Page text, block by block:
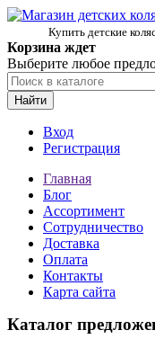
Купить детские
Корзина ждет
Выберите любое
Найти
Вход
Регистрация
Главная
Блог
Ассортимент
Сотрудничество
Доставка
Оплата
Контакты
Карта сайта
Каталог